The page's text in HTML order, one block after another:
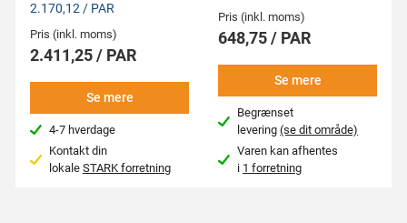
2.170,12 / PAR
Pris (inkl. moms)
2.411,25 / PAR
Se mere
4-7 hverdage
Kontakt din
lokale STARK forretning
Pris (inkl. moms)
648,75 / PAR
Se mere
Begrænset
levering(se dit område)
Varen kan afhentes
i 1 forretning